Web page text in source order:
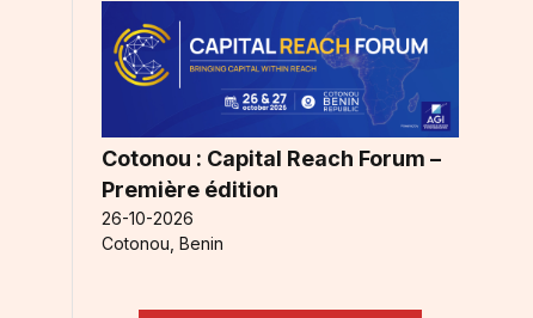
Cotonou : Capital Reach Forum –
Première édition
26-10-2026
Cotonou, Benin